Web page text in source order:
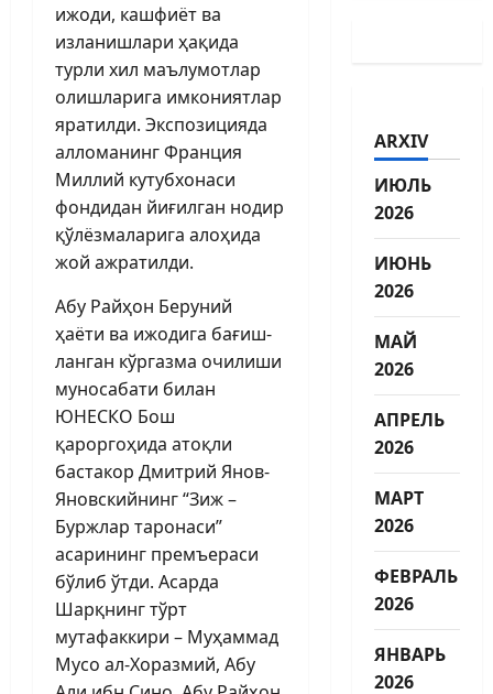
ижоди, кашфиёт ва
изланиш­лари ҳақида
турли хил маълумотлар
олиш­ларига имкониятлар
яратилди. Экспозицияда
алломанинг Франция
Миллий кутубхонаси
фондидан йиғилган нодир
қўл­ёзмаларига алоҳида
жой ажратилди.
Абу Райҳон Беруний
ҳаёти ва ижодига бағиш­
ланган кўргазма очилиши
муносабати билан
ЮНЕСКО Бош
қароргоҳида атоқли
бастакор Дмитрий Янов-
Яновскийнинг “Зиж –
Буржлар таронаси”
асарининг премъераси
бўлиб ўтди. Асарда
Шарқнинг тўрт
мутафаккири – Муҳаммад
Мусо ал-Хоразмий, Абу
ARXIV
ИЮЛЬ
2026
ИЮНЬ
2026
МАЙ
2026
АПРЕЛЬ
2026
МАРТ
2026
ФЕВРАЛЬ
2026
ЯНВАРЬ
2026